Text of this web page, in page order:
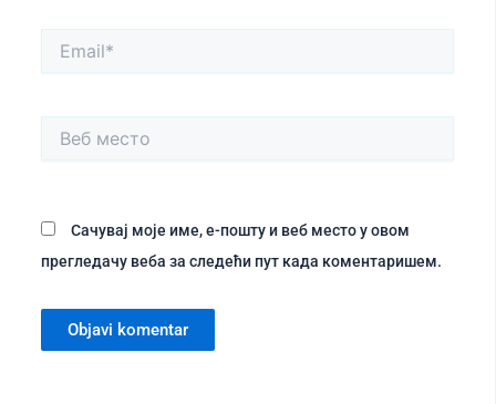
Email*
Веб
место
Сачувај моје име, е-пошту и веб место у овом
прегледачу веба за следећи пут када коментаришем.